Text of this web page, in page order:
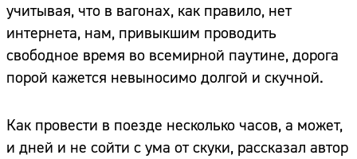
учитывая, что в вагонах, как правило, нет
интернета, нам, привыкшим проводить
свободное время во всемирной паутине, дорога
порой кажется невыносимо долгой и скучной.
Как провести в поезде несколько часов, а может,
и дней и не сойти с ума от скуки, рассказал автор